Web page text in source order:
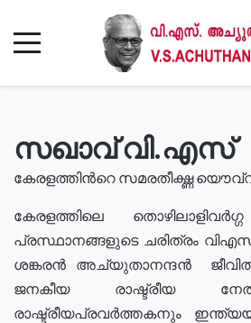
സഖാവ് വി.എസ്
കേരളത്തിൻറെ സമരതീക്ഷ്ണ
കേരളത്തിലെ
പ്രസ്ഥാനങ്ങളുടെ ചരിത്രം
ശങ്കരൻ അച്യുതാനന്ദൻ
ജനകീയ രാഷ്ട്രീയ
രാഷ്ട്രീയപ്രവർത്തകനും